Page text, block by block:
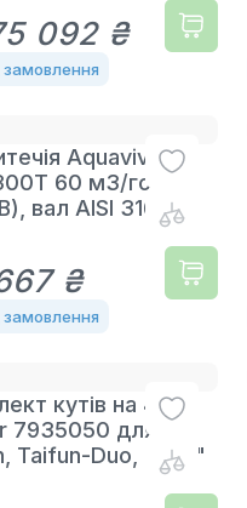
092 ₴
замовлення
Aquaviva
60 м3/год
вал AISI 316
₴
замовлення
кутів на 45°
7935050 для
Taifun-Duo, 2-1/2"